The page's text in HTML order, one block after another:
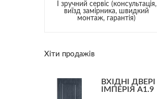
І зручний сервіс (консультація,
виїзд замірника, швидкий
монтаж, гарантія)
Хіти продажів
ВХІДНІ ДВЕРІ
ІМПЕРІЯ А1.9